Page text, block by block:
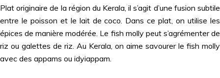
Plat originaire de la région du Kerala, il s’agit d’une fusion subtile
entre le poisson et le lait de coco. Dans ce plat, on utilise les
épices de manière modérée. Le fish molly peut s’agrémenter de
riz ou galettes de riz. Au Kerala, on aime savourer le fish molly
avec des appams ou idyiappam.